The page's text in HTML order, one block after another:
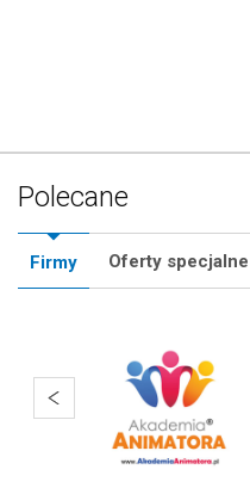
Polecane
Firmy Oferty specjalne